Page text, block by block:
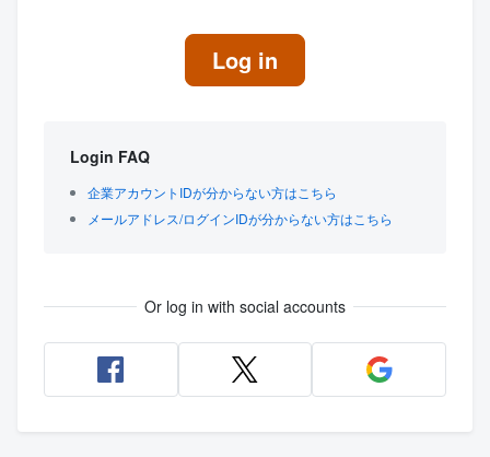
Log in
Login FAQ
企業アカウントIDが分からない方はこちら
メールアドレス/ログインIDが分からない方はこちら
Or log in with social accounts